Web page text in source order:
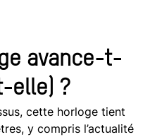
avance-t-
elle) ?
cette horloge tient
y compris l’actualité